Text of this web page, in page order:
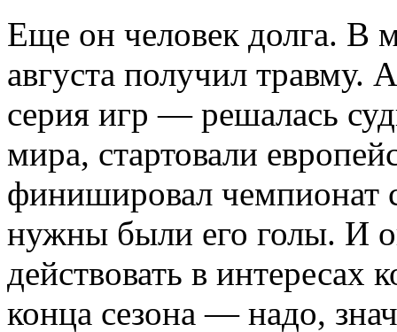
Еще он человек долга. В
августа получил травму.
серия игр — решалась
мира, стартовали
финишировал чемпионат
нужны были его голы. И
действовать в
конца сезона — надо,